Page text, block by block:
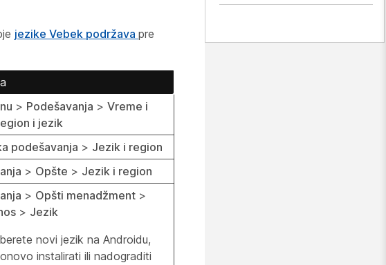
jezike Vebek podržava pre
> Podešavanja > Vreme i
i jezik
podešavanja > Jezik i region
> Opšte > Jezik i region
> Opšti menadžment >
> Jezik
novi jezik na Androidu,
instalirati ili nadograditi